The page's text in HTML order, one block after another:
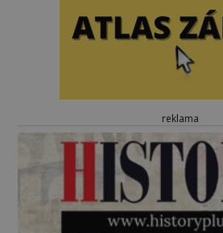
reklama